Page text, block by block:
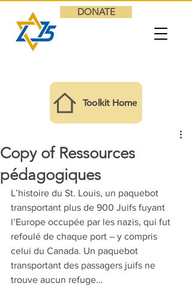
DONATE
Toolkit Home
Copy of Ressources
pédagogiques
L’histoire du St. Louis, un paquebot
transportant plus de 900 Juifs fuyant
l’Europe occupée par les nazis, qui fut
refoulé de chaque port – y compris
celui du Canada. Un paquebot
transportant des passagers juifs ne
trouve aucun refuge…